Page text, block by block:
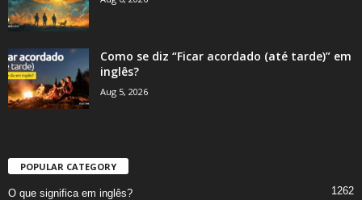
Como se diz “Ficar acordado (até tarde)” em
inglês?
Aug 5, 2026
POPULAR CATEGORY
O que significa em inglês? 1262